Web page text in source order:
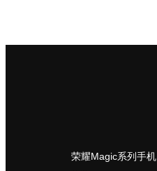
荣耀Magic系列手机